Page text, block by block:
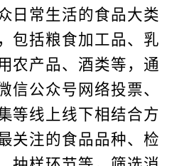
日常生活的食品大类
包括粮食加工品、乳
农产品、酒类等 ， 通
信公众号 网络投票、
等线上线下相结合方
关注的食品品种、检